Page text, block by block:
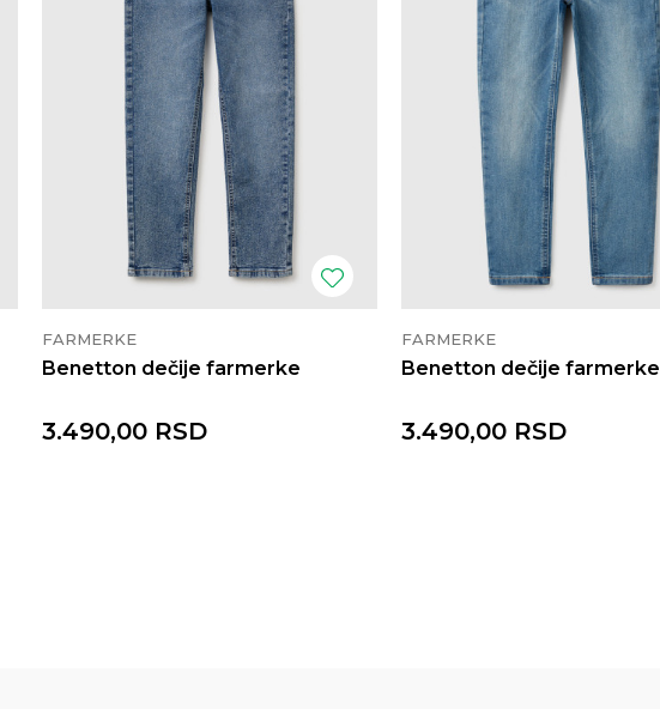
FARMERKE
Benetton dečije farmerke
3.490,00 RSD
FARMERKE
Benetton dečije farmerke
3.490,00 RSD